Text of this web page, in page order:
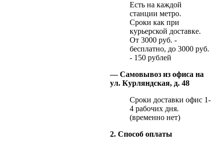
Есть на каждой
станции метро.
Сроки как при
курьерской доставке.
От 3000 руб. -
бесплатно, до 3000 руб.
- 150 рублей
— Самовывоз из офиса на
ул. Курляндская, д. 48
Сроки доставки офис 1-
4 рабочих дня.
(временно нет)
2. Способ оплаты